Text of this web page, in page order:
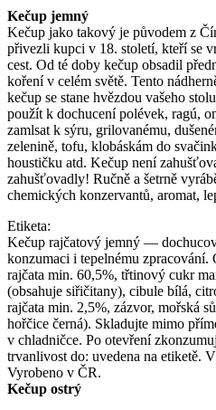
Kečup jemný
Kečup jako takový je původem z
přivezli kupci v 18. století, kteří se
cest. Od té doby kečup obsadil
koření v celém světě. Tento
kečup se stane hvězdou vašeho
použít k dochucení polévek, ragú,
zamlsat k sýru, grilovanému,
zelenině, tofu, klobáskám do
houstičku atd. Kečup není
zahušťovadly! Ručně a šetrně
chemických konzervantů, aromat,
Etiketa:
Kečup rajčatový jemný —
konzumaci i tepelnému zpracování.
rajčata min. 60,5%, třtinový cukr
(obsahuje siřičitany), cibule bílá,
rajčata min. 2,5%, zázvor, mořská
hořčice černá). Skladujte mimo
v chladničce. Po otevření
trvanlivost do: uvedena na etiketě.
Vyrobeno v ČR.
Kečup ostrý